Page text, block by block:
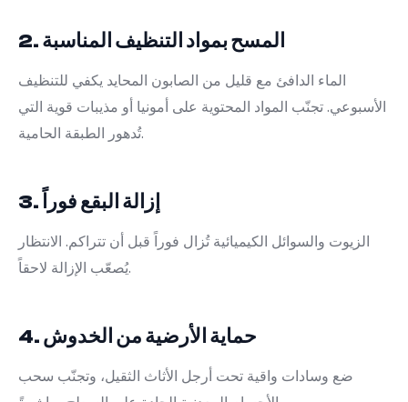
2. المسح بمواد التنظيف المناسبة
الماء الدافئ مع قليل من الصابون المحايد يكفي للتنظيف
الأسبوعي. تجنّب المواد المحتوية على أمونيا أو مذيبات قوية التي
تُدهور الطبقة الحامية.
3. إزالة البقع فوراً
الزيوت والسوائل الكيميائية تُزال فوراً قبل أن تتراكم. الانتظار
يُصعّب الإزالة لاحقاً.
4. حماية الأرضية من الخدوش
ضع وسادات واقية تحت أرجل الأثاث الثقيل، وتجنّب سحب